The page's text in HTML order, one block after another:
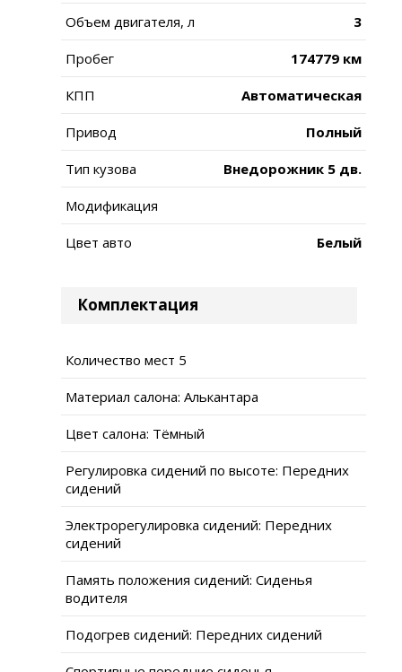
Объем двигателя, л 3
Пробег 174779 км
КПП Автоматическая
Привод Полный
Тип кузова Внедорожник 5 дв.
Модификация
Цвет авто Белый
Комплектация
Количество мест 5
Материал салона: Алькантара
Цвет салона: Тёмный
Регулировка сидений по высоте: Передних
сидений
Электрорегулировка сидений: Передних
сидений
Память положения сидений: Сиденья
водителя
Подогрев сидений: Передних сидений